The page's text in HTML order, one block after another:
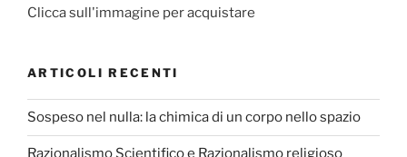
Clicca sull'immagine per acquistare
ARTICOLI RECENTI
Sospeso nel nulla: la chimica di un corpo nello spazio
Razionalismo Scientifico e Razionalismo religioso